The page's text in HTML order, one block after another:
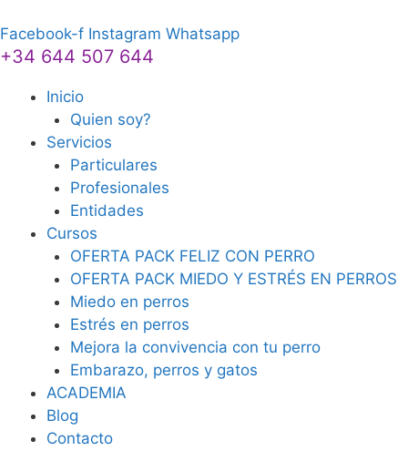
al
contenido
Facebook-f Instagram Whatsapp
+34 644 507 644
Inicio
Quien soy?
Servicios
Particulares
Profesionales
Entidades
Cursos
OFERTA PACK FELIZ CON PERRO
OFERTA PACK MIEDO Y ESTRÉS EN PERROS
Miedo en perros
Estrés en perros
Mejora la convivencia con tu perro
Embarazo, perros y gatos
ACADEMIA
Blog
Contacto